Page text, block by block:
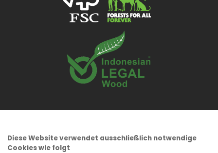
Diese Website verwendet ausschließlich notwendige
Cookies wie folgt